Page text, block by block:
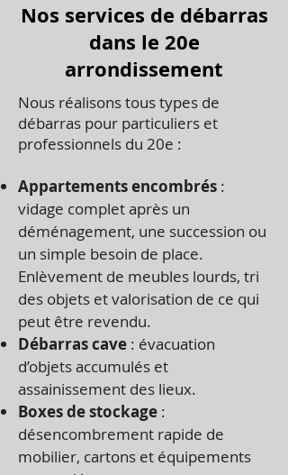
Nos services de débarras
dans le 20e
arrondissement
Nous réalisons tous types de
débarras pour particuliers et
professionnels du 20e :
Appartements encombrés :
vidage complet après un
déménagement, une succession ou
un simple besoin de place.
Enlèvement de meubles lourds, tri
des objets et valorisation de ce qui
peut être revendu.
Débarras cave : évacuation
d’objets accumulés et
assainissement des lieux.
Boxes de stockage :
désencombrement rapide de
mobilier, cartons et équipements